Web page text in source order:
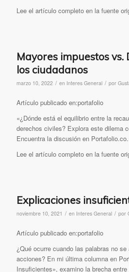
Lee el artículo completo en la fuente
Mayores impuestos vs.
los ciudadanos
marzo 10, 2022 / en Interes General / por
Artículo publicado en:portafolio
«¿Dónde está el equilibrio entre la
derechos civiles? Explora este dilema
Encuentra la discusión en
Lee el artículo completo en la fuente
Explicaciones
noviembre 10, 2021 / en Interes General / por
Artículo publicado en:portafolio
¿Qué ocurre cuando las palabras no
acciones? En mi última columna en
Insuficientes», examino la brecha